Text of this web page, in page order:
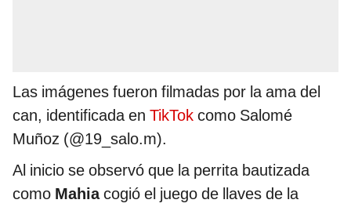
Las imágenes fueron filmadas por la ama del
can, identificada en TikTok como Salomé
Muñoz (@19_salo.m).
Al inicio se observó que la perrita bautizada
como Mahiacogió el juego de llaves de la